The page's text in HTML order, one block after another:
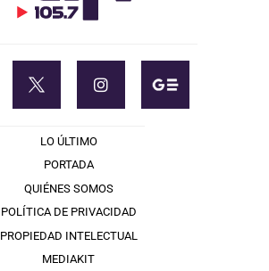
LO ÚLTIMO
PORTADA
QUIÉNES SOMOS
POLÍTICA DE PRIVACIDAD
PROPIEDAD INTELECTUAL
MEDIAKIT